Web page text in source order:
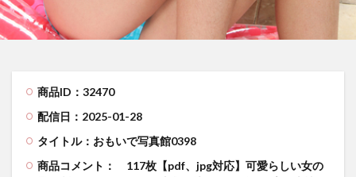
商品ID：32470
配信日：2025-01-28
タイトル：おもいで写真館0398
商品コメント：
117枚【pdf、jpg対応】可愛らしい女の